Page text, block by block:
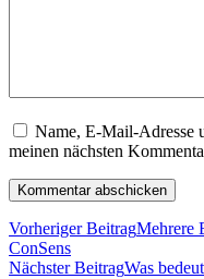
Name, E-Mail-Adresse
meinen nächsten
Vorheriger BeitragMehrere
ConSens
Nächster BeitragWas